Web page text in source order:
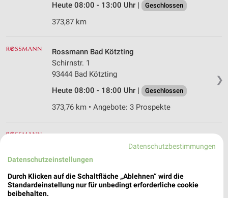
Heute 08:00 - 13:00 Uhr |
Geschlossen
373,87 km
❯
Rossmann Bad Kötzting
Schirnstr. 1
93444 Bad Kötzting
Heute 08:00 - 18:00 Uhr |
Geschlossen
373,76 km • Angebote: 3 Prospekte
94491 Hengersberg
Heute 08:00 - 20:00 Uhr | Geschlossen
Datenschutzbestimmungen
Datenschutzeinstellungen
Durch Klicken auf die Schaltfläche „Ablehnen“ wird die
Standardeinstellung nur für unbedingt erforderliche cookie
beibehalten.